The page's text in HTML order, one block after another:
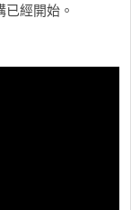
已經開始。